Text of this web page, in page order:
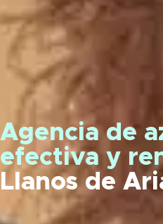
Agencia de
efectiva y
Llanos de